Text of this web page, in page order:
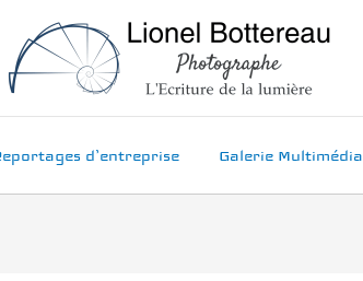
d’entreprise Galerie Multimédia